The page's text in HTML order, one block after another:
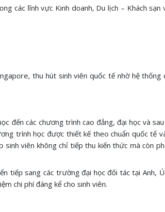
các lĩnh vực Kinh doanh, Du lịch – Khách
thu hút sinh viên quốc tế nhờ hệ
đến các chương trình cao đẳng, đại học và
trình học được thiết kế theo chuẩn quốc
viên không chỉ tiếp thu kiến thức mà còn
tiếp sang các trường đại học đối tác tại Anh,
chi phí đáng kể cho sinh viên.